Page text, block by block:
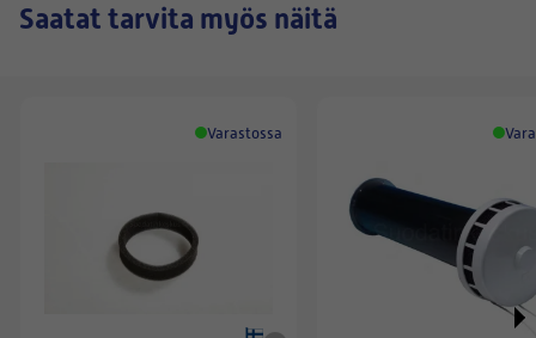
Saatat tarvita myös näitä
Varastossa